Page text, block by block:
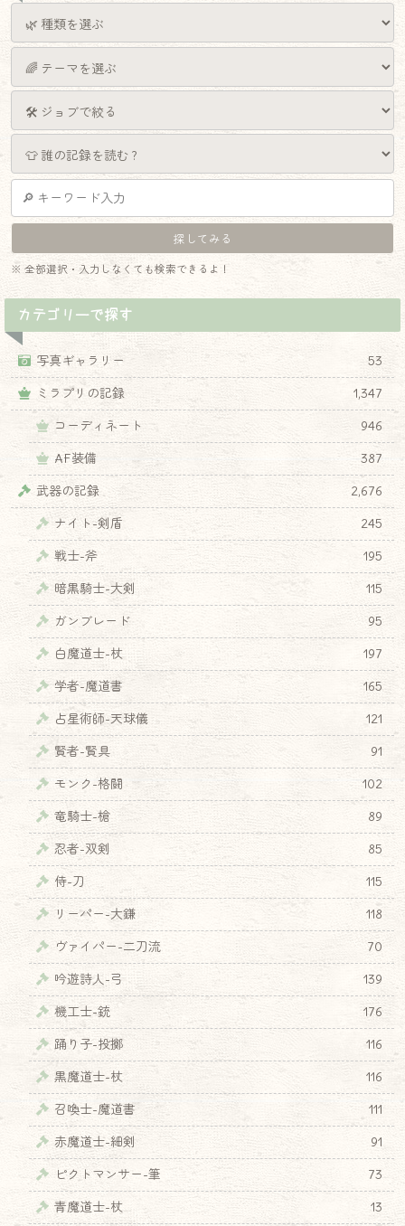
※ 全部選択・入力しなくても検索できるよ！
カテゴリーで探す
写真ギャラリー
53
ミラプリの記録
1,347
コーディネート
946
AF装備
387
武器の記録
2,676
ナイト-剣盾
245
戦士-斧
195
暗黒騎士-大剣
115
ガンブレード
95
白魔道士-杖
197
学者-魔道書
165
占星術師-天球儀
121
賢者-賢具
91
モンク-格闘
102
竜騎士-槍
89
忍者-双剣
85
侍-刀
115
リーパー-大鎌
118
ヴァイパー-二刀流
70
吟遊詩人-弓
139
機工士-銃
176
踊り子-投擲
116
黒魔道士-杖
116
召喚士-魔道書
111
赤魔道士-細剣
91
ピクトマンサー-筆
73
青魔道士-杖
13